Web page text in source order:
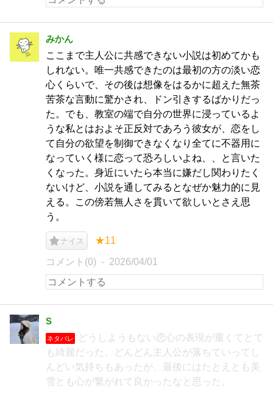
みかん
ここまで主人公に共感できない小説は初めてかも
しれない。唯一共感できたのは最初の方の淡い恋
心くらいで、その後は想像をはるかに超えた無茶
苦茶な言動に驚かされ、ドン引きするばかりだっ
た。でも、教室の端で自分の世界に浸っているよ
うな私とはおよそ正反対であろう彼女が、恋をし
て自分の欲望を制御できなくなり全てに不器用に
なっていく様に恋って恐ろしいよね、、と言いた
くなった。身近にいたら本当に嫌だし関わりたく
ないけど、小説を通してみるとなぜか魅力的に見
える。この傍若無人さを貫いて欲しいとさえ思
う。
ナイス ★11
コメント(0) 2026/04/01
S
ネタバレ
どうしようもない恋心の表現が重くてとて
も綺麗だった。どんどん主人公が落ちていってし
んどい気持ちもあったが、最後にはたとえとも美
雪とも心が繋がれて良かったなと思った。